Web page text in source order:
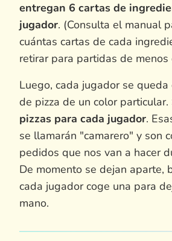
entregan 6 cartas de
jugador. (Consulta el manual
cuántas cartas de cada
retirar para partidas de
Luego, cada jugador se queda
de pizza de un color particular.
pizzas para cada jugador.
se llamarán "camarero" y son
pedidos que nos van a hacer
De momento se dejan aparte,
cada jugador coge una para
mano.